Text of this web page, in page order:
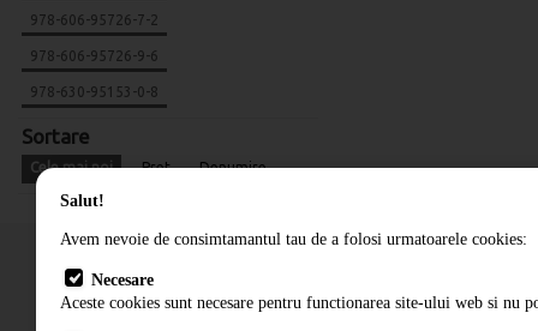
978-606-95726-7-2
978-606-95726-9-6
978-630-95153-0-8
Sortare
Cele mai noi Pret Denumire
Salut!
Avem nevoie de consimtamantul tau de a folosi urmatoarele cookies:
Necesare
Aceste cookies sunt necesare pentru functionarea site-ului web si nu